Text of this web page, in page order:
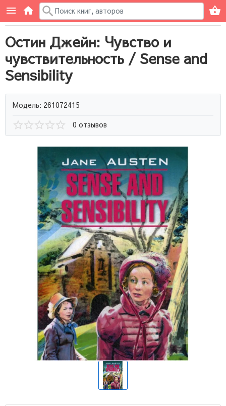
Остин Джейн: Чувство и
чувствительность / Sense and
Sensibility
Модель: 261072415
0 отзывов